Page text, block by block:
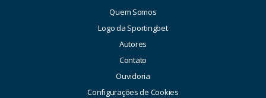
Quem Somos
Logo da Sportingbet
Autores
Contato
Ouvidoria
Configurações de Cookies